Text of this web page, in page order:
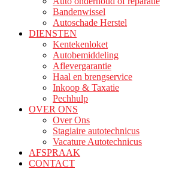
Bandenwissel
Autoschade Herstel
DIENSTEN
Kentekenloket
Autobemiddeling
Aflevergarantie
Haal en brengservice
Inkoop & Taxatie
Pechhulp
OVER ONS
Over Ons
Stagiaire autotechnicus
Vacature Autotechnicus
AFSPRAAK
CONTACT